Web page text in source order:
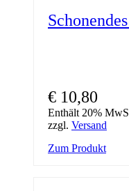
€ 10,80
Enthält 20%
zzgl. Versand
Zum Produkt